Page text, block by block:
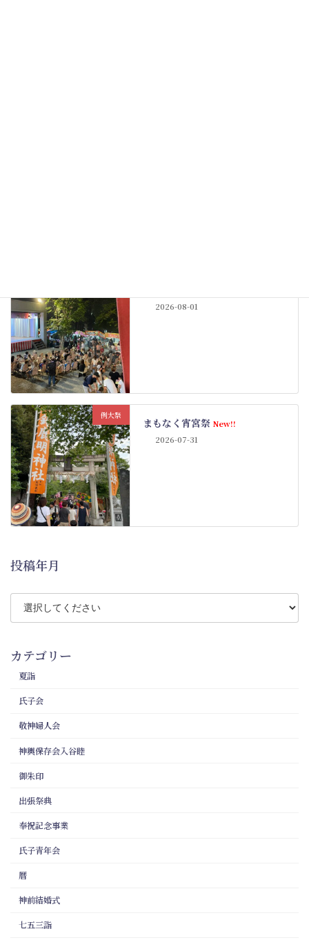
2026-08-01
例大祭
まもなく宵宮祭 New!!
2026-07-31
投稿年月
カテゴリー
夏詣
氏子会
敬神婦人会
神輿保存会入谷睦
御朱印
出張祭典
奉祝記念事業
氏子青年会
暦
神前結婚式
七五三詣